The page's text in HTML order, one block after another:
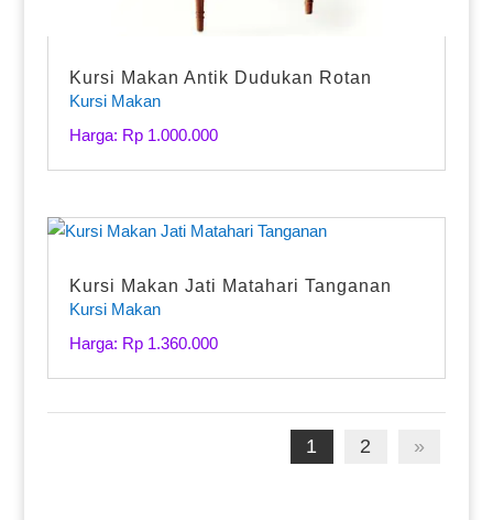
Kursi Makan Antik Dudukan Rotan
Kursi Makan
Harga: Rp 1.000.000
Kursi Makan Jati Matahari Tanganan
Kursi Makan
Harga: Rp 1.360.000
1 2 »